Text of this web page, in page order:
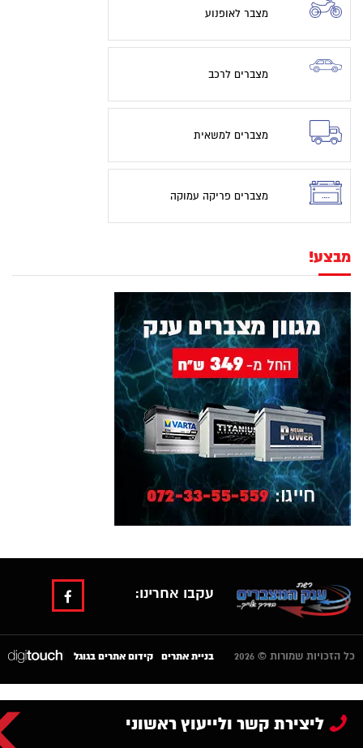
מצבר לאופנוע
מצברים לרכב
מצברים למשאית
מצברים פריקה עמוקה
מבצע!
עקבו אחרינו:
בניית אתרים קידום אתרים בגוגל כל הזכויות שמורות © 2026
ליצירת קשר ולייעוץ ראשוני